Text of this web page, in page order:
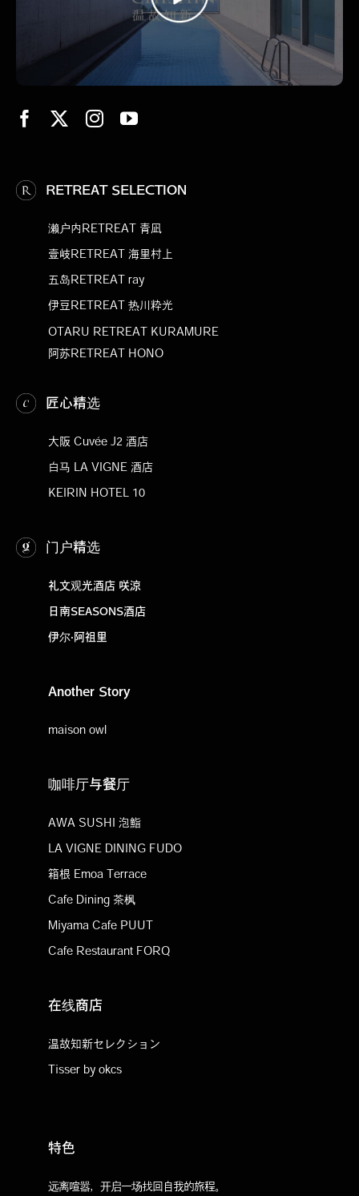
RETREAT SELECTION
濑户内RETREAT 青凪
壹岐RETREAT 海里村上
五岛RETREAT ray
伊豆RETREAT 热川粋光
OTARU RETREAT KURAMURE
阿苏RETREAT HONO
匠心精选
大阪 Cuvée J2 酒店
白马 LA VIGNE 酒店
KEIRIN HOTEL 10
门户精选
礼文观光酒店 咲涼
日南SEASONS酒店
伊尔·阿祖里
Another Story
maison owl
咖啡厅与餐厅
AWA SUSHI 泡鮨
LA VIGNE DINING FUDO
箱根 Emoa Terrace
Cafe Dining 茶枫
Miyama Cafe PUUT
Cafe Restaurant FORQ
在线商店
温故知新セレクション
Tisser by okcs
特色
远离喧嚣，开启一场找回自我的旅程。